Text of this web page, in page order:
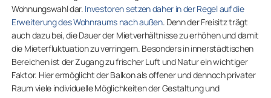
Wohnungswahl dar. Investoren setzen daher in der Regel auf die
Erweiterung des Wohnraums nach außen. Denn der Freisitz trägt
auch dazu bei, die Dauer der Mietverhältnisse zu erhöhen und damit
die Mieterfluktuation zu verringern. Besonders in innerstädtischen
Bereichen ist der Zugang zu frischer Luft und Natur ein wichtiger
Faktor. Hier ermöglicht der Balkon als offener und dennoch privater
Raum viele individuelle Möglichkeiten der Gestaltung und